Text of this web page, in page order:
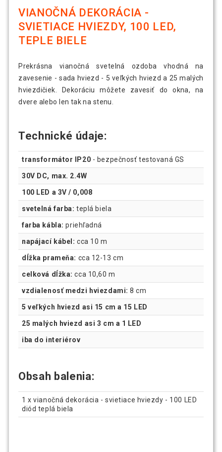
VIANOČNÁ DEKORÁCIA -
SVIETIACE HVIEZDY, 100 LED,
TEPLE BIELE
Prekrásna vianočná svetelná ozdoba vhodná na
zavesenie - sada hviezd - 5 veľkých hviezd a 25 malých
hviezdičiek. Dekoráciu môžete zavesiť do okna, na
dvere alebo len tak na stenu.
Technické údaje:
transformátor IP20 - bezpečnosť testovaná GS
30V DC, max. 2.4W
100 LED a 3V / 0,008
svetelná farba: teplá biela
farba kábla: priehľadná
napájací kábel: cca 10 m
dĺžka prameňa: cca 12-13 cm
celková dĺžka: cca 10,60 m
vzdialenosť medzi hviezdami: 8 cm
5 veľkých hviezd asi 15 cm a 15 LED
25 malých hviezd asi 3 cm a 1 LED
iba do interiérov
Obsah balenia:
1 x vianočná dekorácia - svietiace hviezdy - 100 LED
diód teplá biela